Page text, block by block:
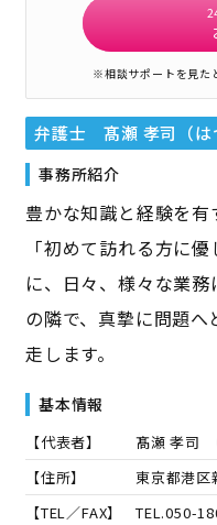
※相談サポートを見た
弁護士 髙瀬 孝司（は
事務所紹介
豊かな知識と経験を有
「初めて訪れる方に
に、日々、様々な業
の隣で、真摯に問題
走します。
基本情報
【代表者】 髙瀬 孝司
【住所】
東京都港
【TEL／FAX】
TEL.050-